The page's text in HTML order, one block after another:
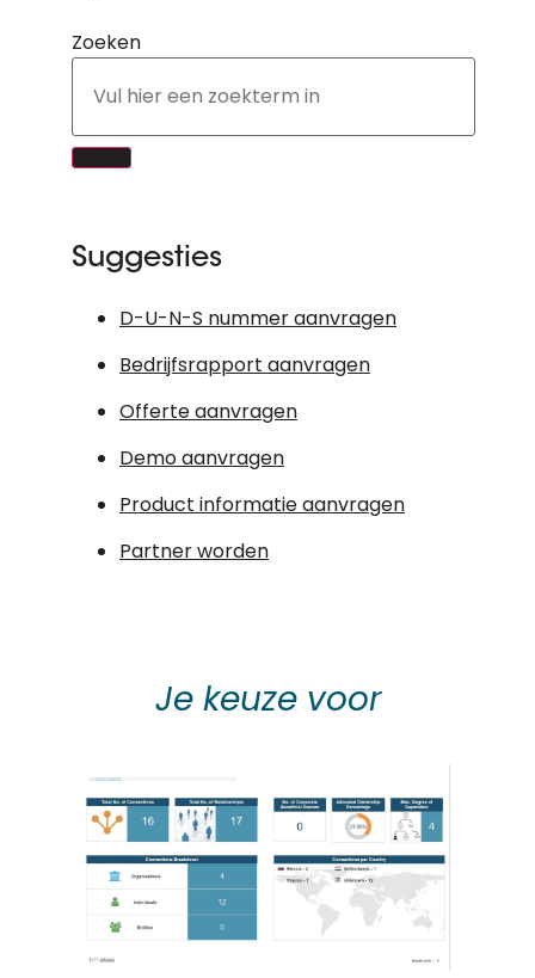
Zoeken
Suggesties
D-U-N-S nummer aanvragen
Bedrijfsrapport aanvragen
Offerte aanvragen
Demo aanvragen
Product informatie aanvragen
Partner worden
Je keuze voor